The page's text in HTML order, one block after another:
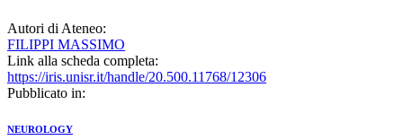
Autori di Ateneo:
FILIPPI MASSIMO
Link alla scheda completa:
https://iris.unisr.it/handle/20.500.11768/12306
Pubblicato in:
NEUROLOGY